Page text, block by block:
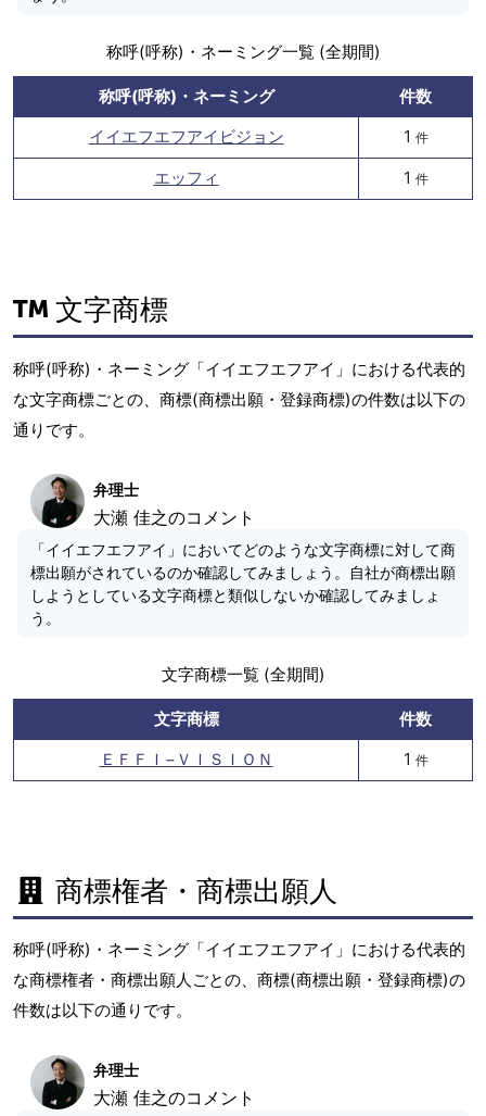
称呼(呼称)・ネーミング一覧 (全期間)
称呼(呼称)・ネーミング
件数
イイエフエフアイビジョン
1 件
エッフィ 1 件
文字商標
称呼(呼称)・ネーミング「イイエフエフアイ」における代表的
な文字商標ごとの、商標(商標出願・登録商標)の件数は以下の
通りです。
弁理士
大瀬 佳之のコメント
「イイエフエフアイ」においてどのような文字商標に対して商
標出願がされているのか確認してみましょう。自社が商標出願
しようとしている文字商標と類似しないか確認してみましょ
う。
文字商標一覧 (全期間)
文字商標
件数
ＥＦＦＩ−ＶＩＳＩＯＮ
1 件
商標権者・商標出願人
称呼(呼称)・ネーミング「イイエフエフアイ」における代表的
な商標権者・商標出願人ごとの、商標(商標出願・登録商標)の
件数は以下の通りです。
弁理士
大瀬 佳之のコメント